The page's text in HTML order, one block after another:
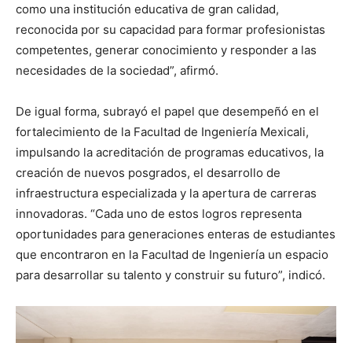
como una institución educativa de gran calidad,
reconocida por su capacidad para formar profesionistas
competentes, generar conocimiento y responder a las
necesidades de la sociedad”, afirmó.
De igual forma, subrayó el papel que desempeñó en el
fortalecimiento de la Facultad de Ingeniería Mexicali,
impulsando la acreditación de programas educativos, la
creación de nuevos posgrados, el desarrollo de
infraestructura especializada y la apertura de carreras
innovadoras. “Cada uno de estos logros representa
oportunidades para generaciones enteras de estudiantes
que encontraron en la Facultad de Ingeniería un espacio
para desarrollar su talento y construir su futuro”, indicó.